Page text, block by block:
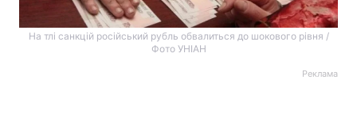
На тлі санкцій російський рубль обвалиться до шокового рівня /
Фото УНІАН
Реклама